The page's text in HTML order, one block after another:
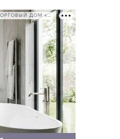
РЕКЛАМА • ООО СТРОИТЕЛЬНЫЙ ТОРГОВЫЙ ДОМ «ПЕТРОВИЧ». ИНН: 7802348846